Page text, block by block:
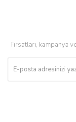
Fırsatları, kampanya